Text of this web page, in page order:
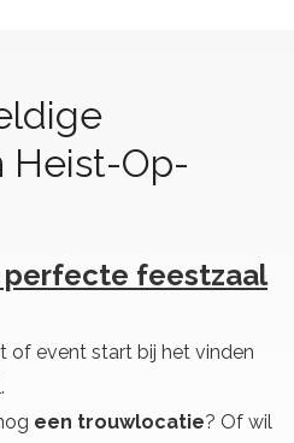
Heist-Op-
perfecte feestzaal
of event start bij het vinden
een trouwlocatie? Of wil